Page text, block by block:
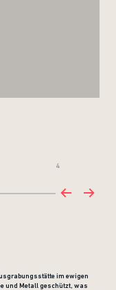
4
im ewigen
und Metall geschützt, was